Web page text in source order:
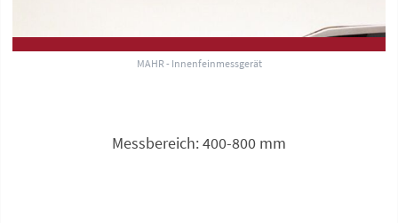
MAHR - Innenfeinmessgerät
Messbereich: 400-800 mm